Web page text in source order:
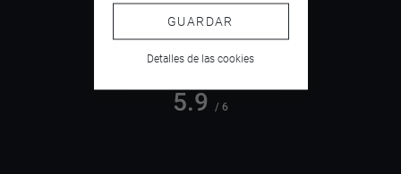
5.9 / 6
GUARDAR
Detalles de las cookies